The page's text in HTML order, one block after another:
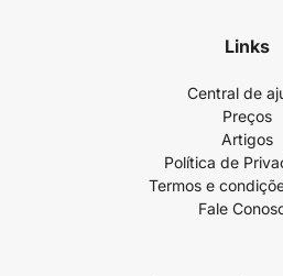
Links
Central de
Preços
Artigos
Política de
Termos e
Fale